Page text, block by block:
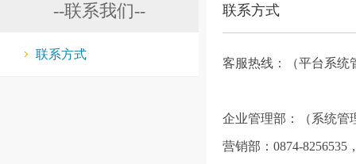
--联系我们--
联系方式
联系方式
客服热线：（平台系统
企业管理部：（系统管
营销部：0874-8256535